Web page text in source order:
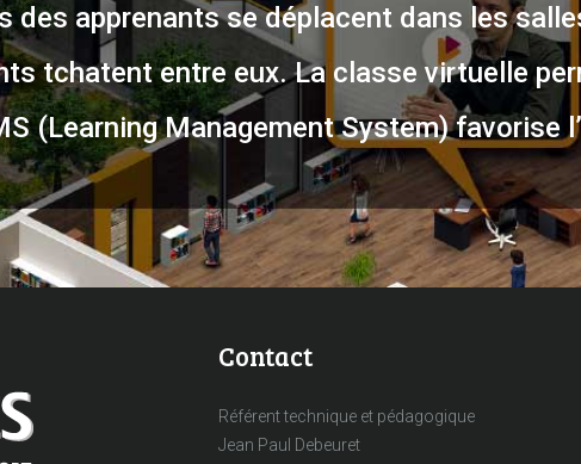
des apprenants se déplacent dans les
tchatent entre eux. La classe virtuelle
(Learning Management System) favorise
Contact
Référent technique et pédagogique
Jean Paul Debeuret